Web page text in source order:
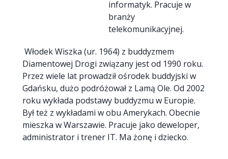
informatyk. Pracuje w
branży
telekomunikacyjnej.
Włodek Wiszka (ur. 1964) z buddyzmem
Diamentowej Drogi związany jest od 1990 roku.
Przez wiele lat prowadził ośrodek buddyjski w
Gdańsku, dużo podróżował z Lamą Ole. Od 2002
roku wykłada podstawy buddyzmu w Europie.
Był też z wykładami w obu Amerykach. Obecnie
mieszka w Warszawie. Pracuje jako deweloper,
administrator i trener IT. Ma żonę i dziecko.